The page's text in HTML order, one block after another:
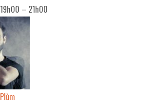
– 21h00